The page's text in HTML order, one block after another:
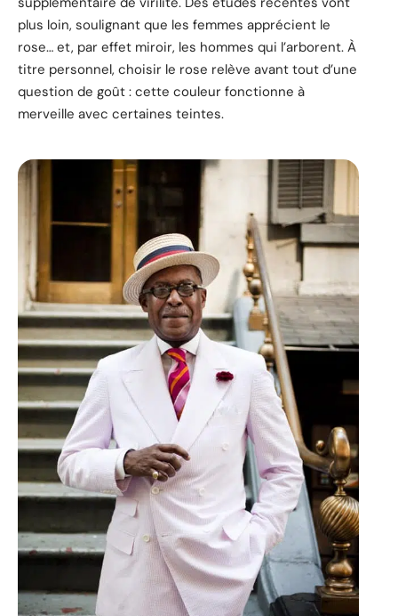
plus loin, soulignant que les femmes apprécient le
rose… et, par effet miroir, les hommes qui l’arborent. À
titre personnel, choisir le rose relève avant tout d’une
question de goût : cette couleur fonctionne à
merveille avec certaines teintes.